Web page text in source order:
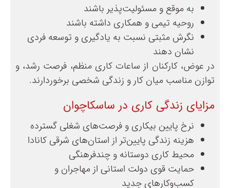
به موقع و مسئولیت‌پذیر باشند
روحیه تیمی و همکاری داشته باشند
نگرش مثبتی نسبت به یادگیری و توسعه فردی
نشان دهند
در عوض، کارکنان از ساعات کاری منظم، فرصت رشد، و
توازن مناسب میان کار و زندگی شخصی برخوردارند.
مزایای زندگی کاری در ساسکاچوان
نرخ پایین بیکاری و فرصت‌های شغلی گسترده
هزینه زندگی پایین‌تر از استان‌های شرقی کانادا
محیط کاری دوستانه و چندفرهنگی
حمایت قوی دولت استانی از مهاجران و
کسب‌وکارهای جدید